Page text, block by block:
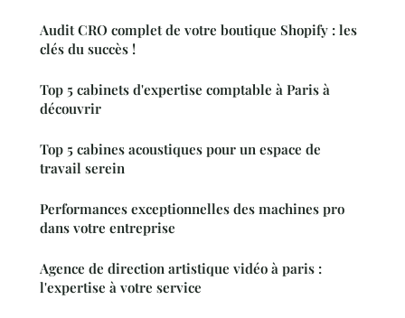
Audit CRO complet de votre boutique Shopify : les
clés du succès !
Top 5 cabinets d'expertise comptable à Paris à
découvrir
Top 5 cabines acoustiques pour un espace de
travail serein
Performances exceptionnelles des machines pro
dans votre entreprise
Agence de direction artistique vidéo à paris :
l'expertise à votre service